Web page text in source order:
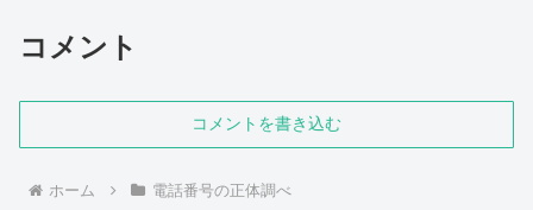
コメント
コメントを書き込む
ホーム 電話番号の正体調べ